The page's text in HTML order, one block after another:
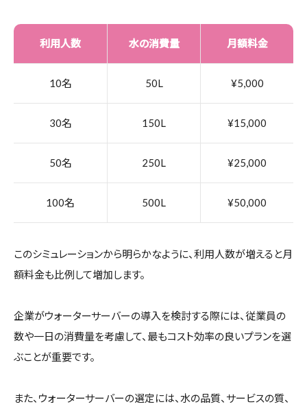
利用人数 水の消費量 月額料金
10名 50L ¥5,000
30名 150L ¥15,000
50名 250L ¥25,000
100名 500L ¥50,000
このシミュレーションから明らかなように、利用人数が増えると月
額料金も比例して増加します。
企業がウォーターサーバーの導入を検討する際には、従業員の
数や一日の消費量を考慮して、最もコスト効率の良いプランを選
ぶことが重要です。
また、ウォーターサーバーの選定には、水の品質、サービスの質、